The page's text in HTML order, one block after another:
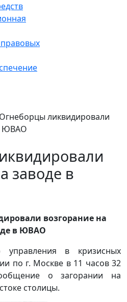
Огнеборцы ликвидировали
ЮВАО
заводе в
возгорание на
в ЮВАО
в кризисных
по г. Москве в 11 часов 32
о загорании на
столицы.